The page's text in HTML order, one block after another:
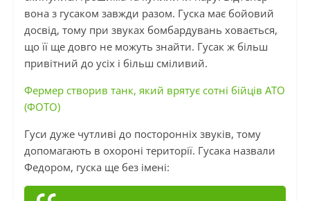
вона з гусаком завжди разом. Гуска має бойовий
досвід, тому при звуках бомбардувань ховається,
що її ще довго не можуть знайти. Гусак ж більш
привітний до усіх і більш сміливий.
Фермер створив танк, який врятує сотні бійців АТО
(ФОТО)
Гуси дуже чутливі до посторонніх звуків, тому
допомагають в охороні території. Гусака назвали
Федором, гуска ще без імені: